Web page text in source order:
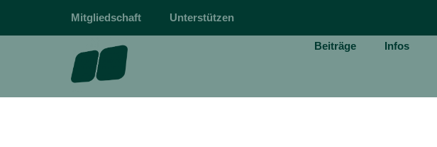
Mitgliedschaft Unterstützen
magnetbahn.de
Alles über Magnetschwebebahnen wie Transrapid
Beiträge Infos